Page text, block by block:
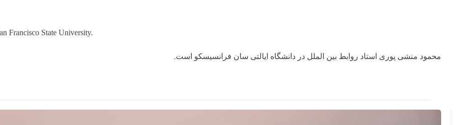
Francisco State University.
محمود منشی پوری استاد روابط بین الملل در دانشگاه ایالتی سان فرانسیسکو است.